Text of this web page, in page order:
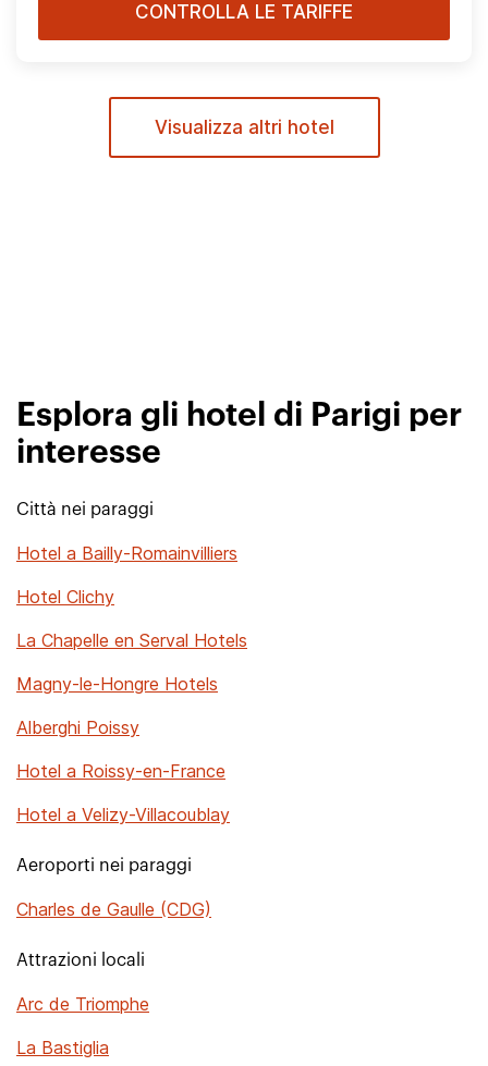
CONTROLLA LE TARIFFE
Visualizza altri hotel
Esplora gli hotel di Parigi per
interesse
Città nei paraggi
Hotel a Bailly-Romainvilliers
Hotel Clichy
La Chapelle en Serval Hotels
Magny-le-Hongre Hotels
Alberghi Poissy
Hotel a Roissy-en-France
Hotel a Velizy-Villacoublay
Aeroporti nei paraggi
Charles de Gaulle (CDG)
Attrazioni locali
Arc de Triomphe
La Bastiglia